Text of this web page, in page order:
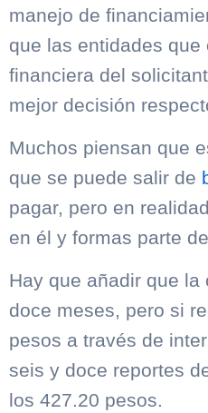
manejo de
que las entidades
financiera del
mejor decisión
Muchos piensan que
que se puede salir de
pagar, pero en
en él y formas parte
Hay que añadir que la
doce meses, pero si
pesos a través de
seis y doce reportes
los 427.20 pesos.